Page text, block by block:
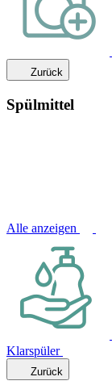
Zurück
Spülmittel
Alle anzeigen
Klarspüler
Zurück